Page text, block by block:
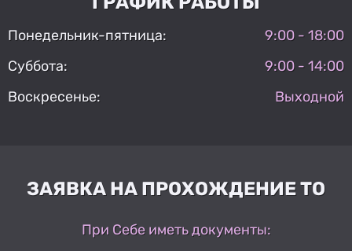
Понедельник-пятница:
9:00 - 18:00
Суббота:
9:00 - 14:00
Воскресенье:
Выходной
ЗАЯВКА НА ПРОХОЖДЕНИЕ ТО
При Себе иметь документы: